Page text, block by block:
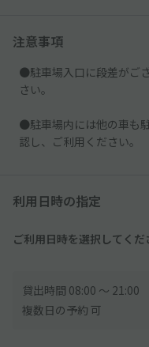
注意事項
●駐車場入口に段差がご
さい。
●駐車場内には他の車も
認し、ご利用ください。
利用日時の指定
ご利用日時を選択してくだ
貸出時間 08:00 〜 21:00
複数日の予約 可